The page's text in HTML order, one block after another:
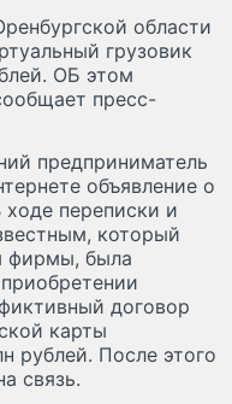
области
грузовик
ОБ этом
пресс-
предприниматель
объявление о
переписки и
который
фирмы, была
договор
карты
рублей. После этого
связь.